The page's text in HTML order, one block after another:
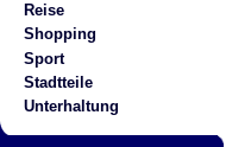
Reise
Shopping
Sport
Stadtteile
Unterhaltung